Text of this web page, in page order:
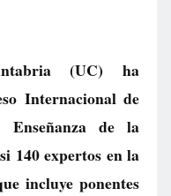
(UC) ha
Internacional de
Enseñanza de la
140 expertos en la
incluye ponentes